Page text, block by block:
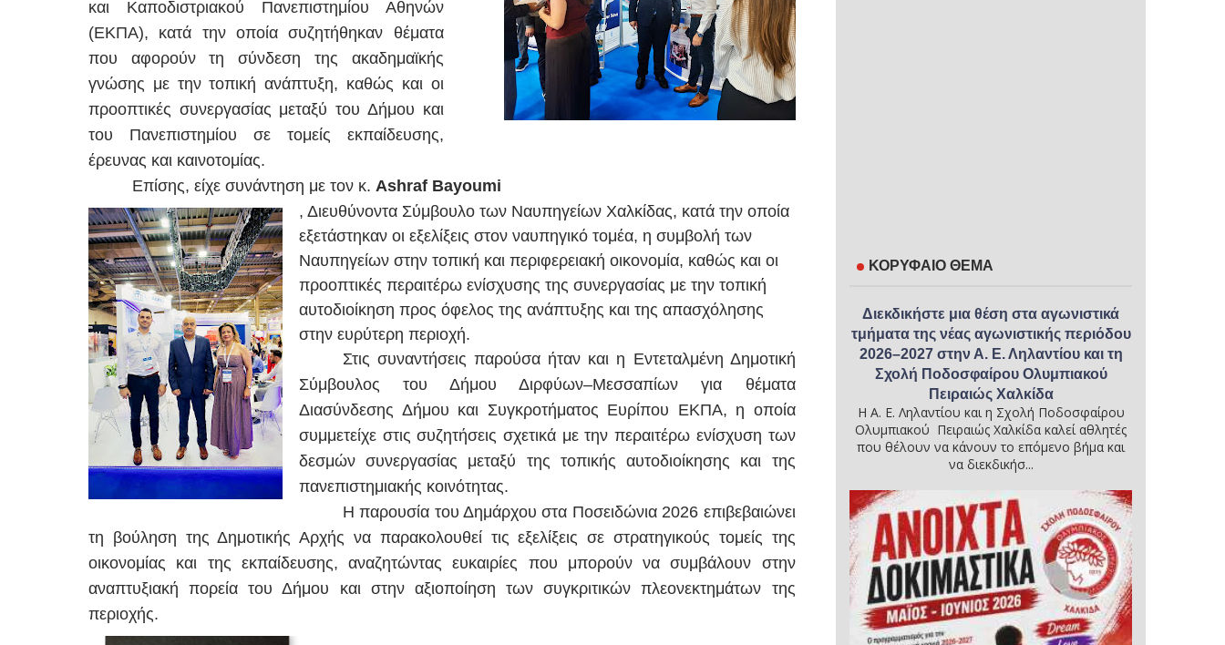
και Καποδιστριακού Πανεπιστημίου Αθηνών
(ΕΚΠΑ), κατά την οποία συζητήθηκαν θέματα
που αφορούν τη σύνδεση της ακαδημαϊκής
γνώσης με την τοπική ανάπτυξη, καθώς και οι
προοπτικές συνεργασίας μεταξύ του Δήμου και
του Πανεπιστημίου σε τομείς εκπαίδευσης,
έρευνας και καινοτομίας.
Επίσης, είχε συνάντηση με τον κ. Ashraf Bayoumi
, Διευθύνοντα Σύμβουλο των Ναυπηγείων Χαλκίδας, κατά την οποία
εξετάστηκαν οι εξελίξεις στον ναυπηγικό τομέα, η συμβολή των
Ναυπηγείων στην τοπική και περιφερειακή οικονομία, καθώς και οι
προοπτικές περαιτέρω ενίσχυσης της συνεργασίας με την τοπική
αυτοδιοίκηση προς όφελος της ανάπτυξης και της απασχόλησης
στην ευρύτερη περιοχή.
Στις συναντήσεις παρούσα ήταν και η Εντεταλμένη Δημοτική
Σύμβουλος του Δήμου Διρφύων–Μεσσαπίων για θέματα
Διασύνδεσης Δήμου και Συγκροτήματος Ευρίπου ΕΚΠΑ, η οποία
συμμετείχε στις συζητήσεις σχετικά με την περαιτέρω ενίσχυση των
δεσμών συνεργασίας μεταξύ της τοπικής αυτοδιοίκησης και της
πανεπιστημιακής κοινότητας.
Η παρουσία του Δημάρχου στα Ποσειδώνια 2026 επιβεβαιώνει
τη βούληση της Δημοτικής Αρχής να παρακολουθεί τις εξελίξεις σε στρατηγικούς τομείς της
οικονομίας και της εκπαίδευσης, αναζητώντας ευκαιρίες που μπορούν να συμβάλουν στην
αναπτυξιακή πορεία του Δήμου και στην αξιοποίηση των συγκριτικών πλεονεκτημάτων της
περιοχής.
ΚΟΡΥΦΑΙΟ ΘΕΜΑ
Διεκδικήστε μια θέση στα αγωνιστικά
τμήματα της νέας αγωνιστικής περιόδου
2026–2027 στην Α. Ε. Ληλαντίου και τη
Σχολή Ποδοσφαίρου Ολυμπιακού
Πειραιώς Χαλκίδα
Η Α. Ε. Ληλαντίου και η Σχολή Ποδοσφαίρου
Ολυμπιακού Πειραιώς Χαλκίδα καλεί αθλητές
που θέλουν να κάνουν το επόμενο βήμα και
να διεκδικήσ...